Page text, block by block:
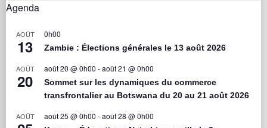
Agenda
AOÛT
13
0h00
Zambie : Élections générales le 13 août 2026
AOÛT
20
août 20 @ 0h00 -août 21 @ 0h00
Sommet sur les dynamiques du commerce
transfrontalier au Botswana du 20 au 21 août 2026
AOÛT août 25 @ 0h00 -août 28 @ 0h00